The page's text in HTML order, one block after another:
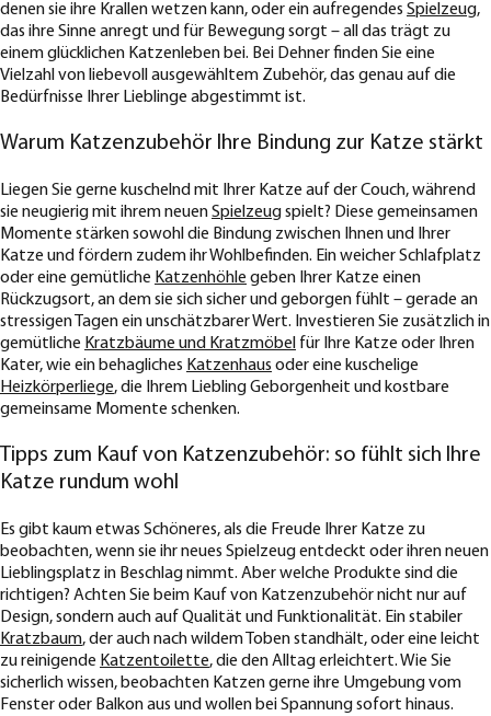
denen sie ihre Krallen wetzen kann, oder ein aufregendes Spielzeug,
das ihre Sinne anregt und für Bewegung sorgt – all das trägt zu
einem glücklichen Katzenleben bei. Bei Dehner finden Sie eine
Vielzahl von liebevoll ausgewähltem Zubehör, das genau auf die
Bedürfnisse Ihrer Lieblinge abgestimmt ist.
Warum Katzenzubehör Ihre Bindung zur Katze stärkt
Liegen Sie gerne kuschelnd mit Ihrer Katze auf der Couch, während
sie neugierig mit ihrem neuenSpielzeugspielt? Diese gemeinsamen
Momente stärken sowohl die Bindung zwischen Ihnen und Ihrer
Katze und fördern zudem ihr Wohlbefinden. Ein weicher Schlafplatz
oder eine gemütliche Katzenhöhle geben Ihrer Katze einen
Rückzugsort, an dem sie sich sicher und geborgen fühlt – gerade an
stressigen Tagen ein unschätzbarer Wert. Investieren Sie zusätzlich in
gemütliche Kratzbäume und Kratzmöbel für Ihre Katze oder Ihren
Kater, wie ein behagliches Katzenhaus oder eine kuschelige
Heizkörperliege, die Ihrem Liebling Geborgenheit und kostbare
gemeinsame Momente schenken.
Tipps zum Kauf von Katzenzubehör: so fühlt sich Ihre
Katze rundum wohl
Es gibt kaum etwas Schöneres, als die Freude Ihrer Katze zu
beobachten, wenn sie ihr neues Spielzeug entdeckt oder ihren neuen
Lieblingsplatz in Beschlag nimmt. Aber welche Produkte sind die
richtigen? Achten Sie beim Kauf von Katzenzubehör nicht nur auf
Design, sondern auch auf Qualität und Funktionalität. Ein stabiler
Kratzbaum, der auch nach wildem Toben standhält, oder eine leicht
zu reinigende Katzentoilette, die den Alltag erleichtert. Wie Sie
sicherlich wissen, beobachten Katzen gerne ihre Umgebung vom
Fenster oder Balkon aus und wollen bei Spannung sofort hinaus.